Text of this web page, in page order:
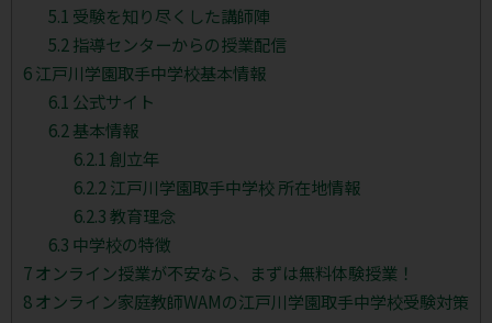
5.1 受験を知り尽くした講師陣
5.2 指導センターからの授業配信
6江戸川学園取手中学校基本情報
6.1 公式サイト
6.2 基本情報
6.2.1 創立年
6.2.2 江戸川学園取手中学校 所在地情報
6.2.3教育理念
6.3 中学校の特徴
7オンライン授業が不安なら、まずは無料体験授業！
8オンライン家庭教師WAMの江戸川学園取手中学校受験対策